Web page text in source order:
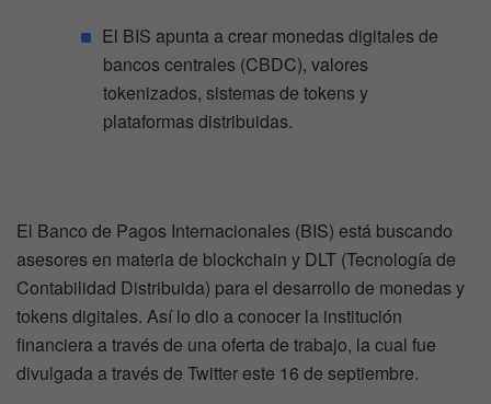
El BIS apunta a crear monedas digitales de
bancos centrales (CBDC), valores
tokenizados, sistemas de tokens y
plataformas distribuidas.
El Banco de Pagos Internacionales (BIS) está buscando
asesores en materia de blockchain y DLT (Tecnología de
Contabilidad Distribuida) para el desarrollo de monedas y
tokens digitales. Así lo dio a conocer la institución
financiera a través de una oferta de trabajo, la cual fue
divulgada a través de Twitter este 16 de septiembre.